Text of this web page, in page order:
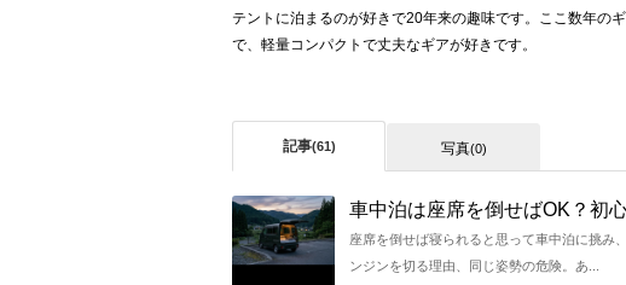
テントに泊まるのが好きで20年来の趣味です。ここ数年の
で、軽量コンパクトで丈夫なギアが好きです。
記事(61) 写真(0)
車中泊は座席を倒せばOK？初
座席を倒せば寝られると思って車中泊に挑み
ンジンを切る理由、同じ姿勢の危険。あ...